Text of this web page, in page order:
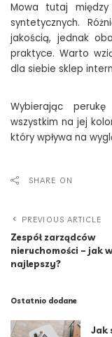
Mowa tutaj między
syntetycznych.
jakością, jednak
praktyce. Warto
dla siebie sklep
Wybierając
wszystkim na jej
który wpływa na
SHARE ON
PREVIOUS ARTICLE
Zespół zarządców
nieruchomości – jak
najlepszy?
Ostatnio dodane
Jak